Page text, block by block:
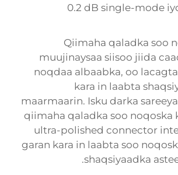
0.2 dB single-mode
Qiimaha qaladka soo
muujinaysaa siisoo jiida
noqdaa albaabka, oo
kara in laabta
maarmaarin. Isku darka
qiimaha qaladka soo noqoska
ultra-polished connector
garan kara in laabta soo
shaqsiyaadka